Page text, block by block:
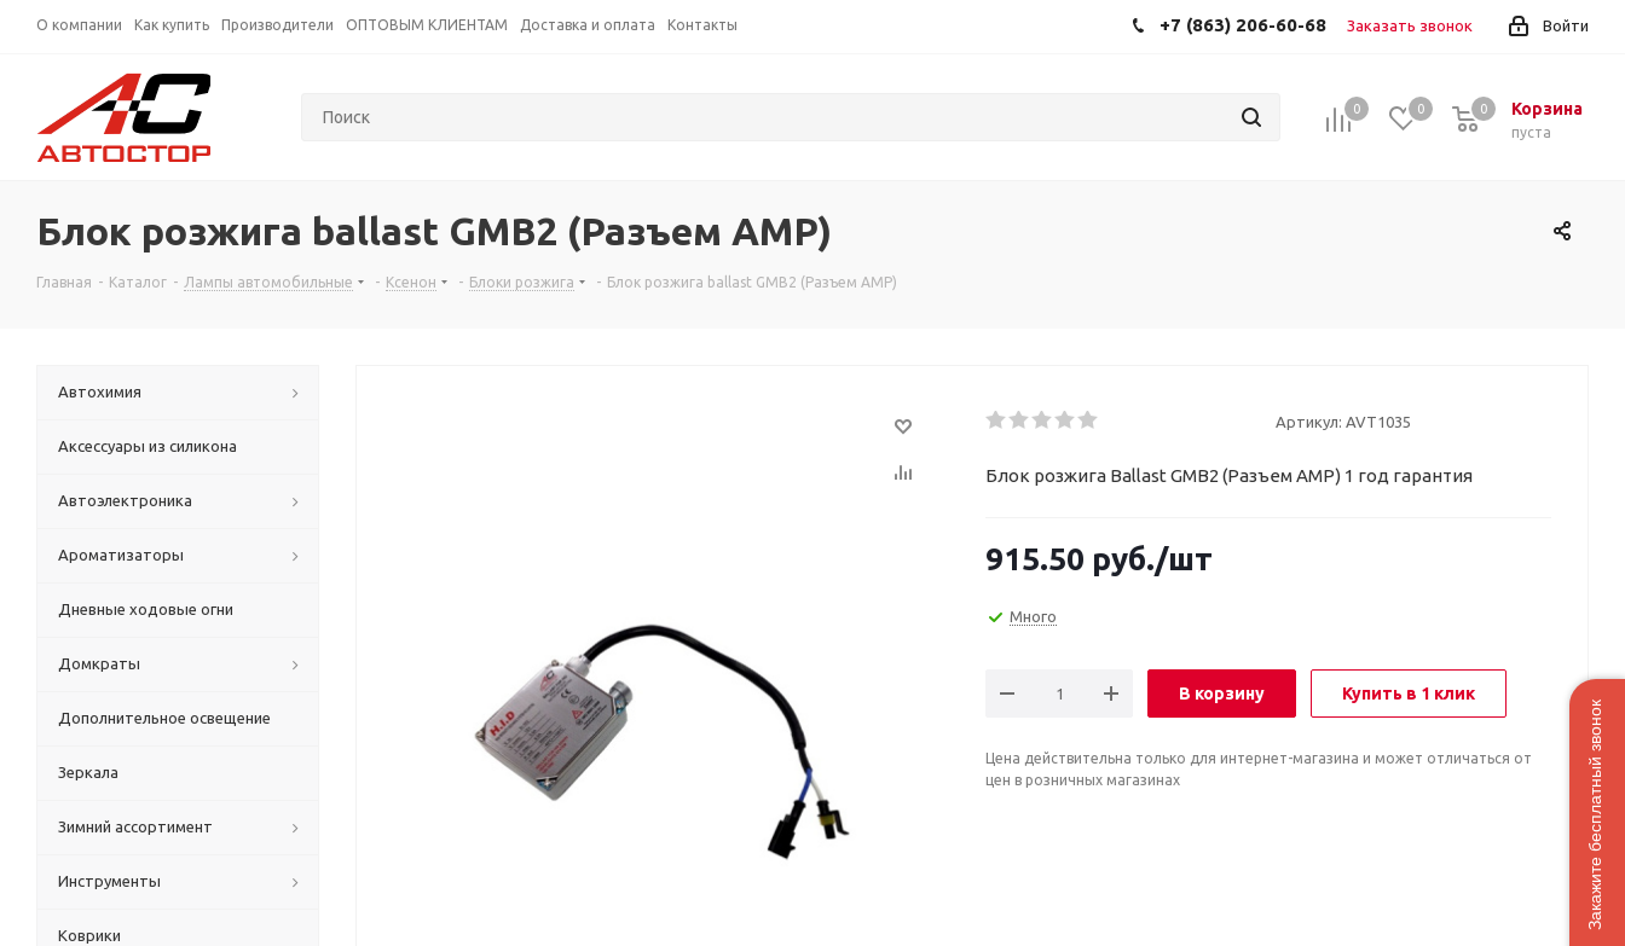
О компании Как купить Производители ОПТОВЫМ КЛИЕНТАМ Доставка и оплата Контакты Войти
+7 (863) 206-60-68 Заказать звонок
0 0 Корзина
пуста
0
Блок розжига ballast GMB2 (Разъем AMP)
Главная - Каталог - Лампы автомобильные - Ксенон - Блоки розжига - Блок розжига ballast GMB2 (Разъем AMP)
Артикул: AVT1035
Блок розжига Ballast GMB2 (Разъем AMP) 1 год гарантия
915.50 руб./шт
Много
В корзину Купить в 1 клик
Цена действительна только для интернет-магазина и может отличаться от
цен в розничных магазинах
Автохимия
Аксессуары из силикона
Автоэлектроника
Ароматизаторы
Дневные ходовые огни
Домкраты
Дополнительное освещение
Зеркала
Зимний ассортимент
Инструменты
Коврики
Закажите бесплатный звонок